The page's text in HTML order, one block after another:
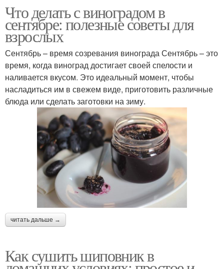
Что делать с виноградом в
сентябре: полезные советы для
взрослых
Сентябрь – время созревания винограда Сентябрь – это
время, когда виноград достигает своей спелости и
наливается вкусом. Это идеальный момент, чтобы
насладиться им в свежем виде, приготовить различные
блюда или сделать заготовки на зиму.
читать дальше →
Как сушить шиповник в